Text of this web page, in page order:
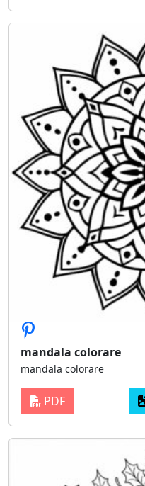
mandala colorare
mandala colorare
PDF